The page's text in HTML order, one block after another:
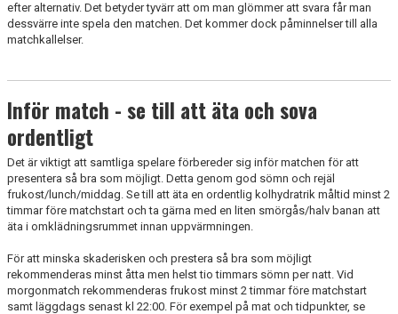
efter alternativ. Det betyder tyvärr att om man glömmer att svara får man
dessvärre inte spela den matchen. Det kommer dock påminnelser till alla
matchkallelser.
Inför match - se till att äta och sova
ordentligt
Det är viktigt att samtliga spelare förbereder sig inför matchen för att
presentera så bra som möjligt. Detta genom god sömn och rejäl
frukost/lunch/middag. Se till att äta en ordentlig kolhydratrik måltid minst 2
timmar före matchstart och ta gärna med en liten smörgås/halv banan att
äta i omklädningsrummet innan uppvärmningen.
För att minska skaderisken och prestera så bra som möjligt
rekommenderas minst åtta men helst tio timmars sömn per natt. Vid
morgonmatch rekommenderas frukost minst 2 timmar före matchstart
samt läggdags senast kl 22:00. För exempel på mat och tidpunkter, se